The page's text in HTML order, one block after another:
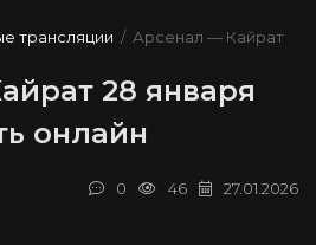
трансляции / Арсенал — Кайрат
28 января
онлайн
27.01.2026
46
0